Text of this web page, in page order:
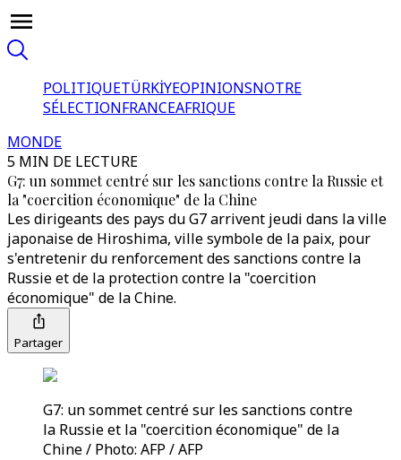
POLITIQUETÜRKİYEOPINIONSNOTRE
SÉLECTIONFRANCEAFRIQUE
MONDE
5 MIN DE LECTURE
G7: un sommet centré sur les sanctions contre la Russie et
la "coercition économique" de la Chine
Les dirigeants des pays du G7 arrivent jeudi dans la ville
japonaise de Hiroshima, ville symbole de la paix, pour
s'entretenir du renforcement des sanctions contre la
Russie et de la protection contre la "coercition
économique" de la Chine.
Partager
G7: un sommet centré sur les sanctions contre
la Russie et la "coercition économique" de la
Chine / Photo: AFP / AFP